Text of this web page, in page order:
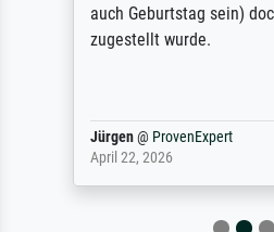
auch Geburtstag sein)
zugestellt wurde.
Jürgen@ ProvenExpert
April 22, 2026